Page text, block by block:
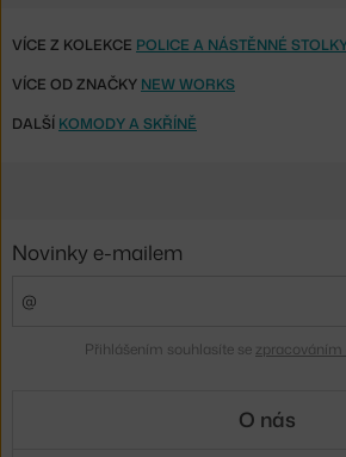
VÍCE Z KOLEKCE POLICE A NÁSTĚNNÉ
VÍCE OD ZNAČKY NEW WORKS
DALŠÍ KOMODY A SKŘÍNĚ
Novinky e-mailem
Přihlášením souhlasíte se
O nás